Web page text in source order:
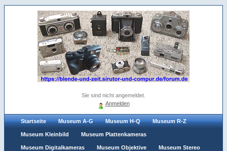
Sie sind nicht angemeldet.
Anmelden
Startseite Museum A-G Museum H-Q Museum R-Z
Museum Kleinbild Museum Plattenkameras
Museum Digitalkameras Museum Objektive Museum Stereo